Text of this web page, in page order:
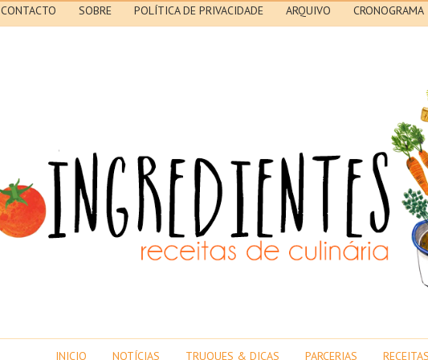
CONTACTO SOBRE POLÍTICA DE PRIVACIDADE ARQUIVO CRONOGRAMA
INICIO NOTÍCIAS TRUQUES & DICAS PARCERIAS